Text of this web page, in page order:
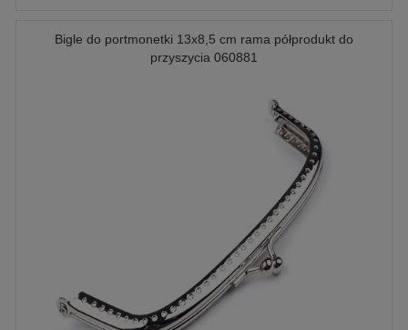
Bigle do portmonetki 13x8,5 cm rama półprodukt do
przyszycia 060881